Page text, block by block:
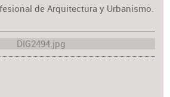
de Arquitectura y Urbanismo.